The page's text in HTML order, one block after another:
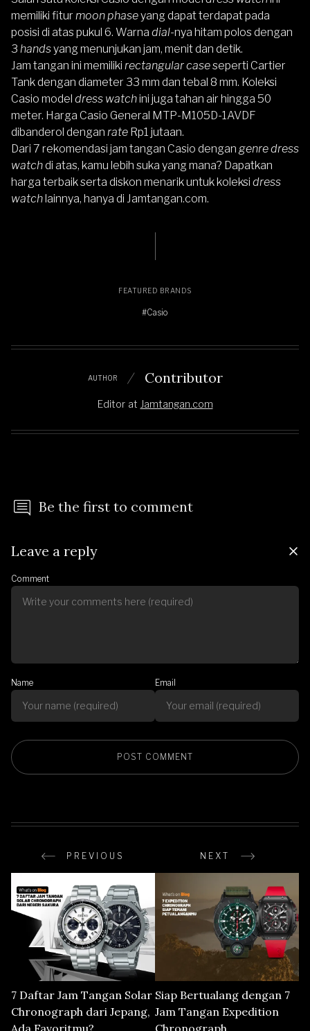
memiliki fitur moon phaseyang dapat terdapat pada
posisi di atas pukul 6. Warna dial-nya hitam polos dengan
3 handsyang menunjukan jam, menit dan detik.
Jam tangan ini memiliki rectangular caseseperti Cartier
Tank dengan diameter 33 mm dan tebal 8 mm. Koleksi
Casio model dress watchini juga tahan air hingga 50
meter. Harga Casio General MTP-M105D-1AVDF
dibanderol dengan rate Rp1 jutaan.
Dari 7 rekomendasi jam tangan Casio dengan genre dress
watchdi atas, kamu lebih suka yang mana? Dapatkan
harga terbaik serta diskon menarik untuk koleksi dress
watch lainnya, hanya di Jamtangan.com.
FEATURED BRANDS
#Casio
AUTHOR Contributor
Editor at Jamtangan.com
Be the first to comment
Leave a reply
Comment
Name Email
PREVIOUS NEXT
7 Daftar Jam Tangan Solar
Chronograph dari Jepang,
Siap Bertualang dengan 7
Jam Tangan Expedition